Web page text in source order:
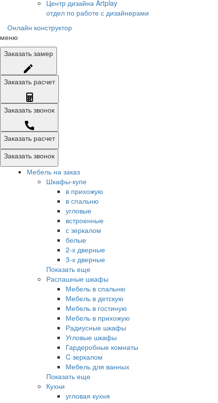
Центр дизайна Artplay
отдел по работе с дизайнерами
Онлайн конструктор
меню
Заказать замер
Заказать расчет
Заказать звонок
Заказать расчет
Заказать звонок
Мебель на заказ
Шкафы-купе
в прихожую
в спальню
угловые
встроенные
с зеркалом
белые
2-х дверные
3-х дверные
Показать еще
Распашные шкафы
Мебель в спальню
Мебель в детскую
Мебель в гостиную
Мебель в прихожую
Радиусные шкафы
Угловые шкафы
Гардеробные комнаты
C зеркалом
Мебель для ванных
Показать еще
Кухни
угловая кухня